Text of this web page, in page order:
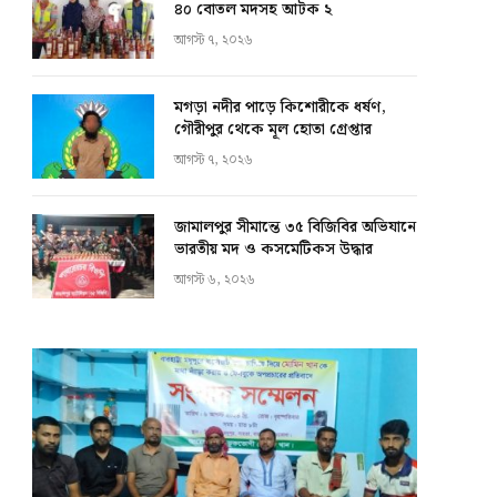
৪০ বোতল মদসহ আটক ২
আগস্ট ৭, ২০২৬
মগড়া নদীর পাড়ে কিশোরীকে ধর্ষণ,
গৌরীপুর থেকে মূল হোতা গ্রেপ্তার
আগস্ট ৭, ২০২৬
জামালপুর সীমান্তে ৩৫ বিজিবির অভিযানে
ভারতীয় মদ ও কসমেটিকস উদ্ধার
আগস্ট ৬, ২০২৬